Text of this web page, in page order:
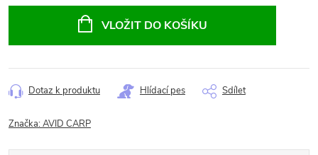
VLOŽIT DO KOŠÍKU
Dotaz k produktu Hlídací pes Sdílet
Značka:AVID CARP